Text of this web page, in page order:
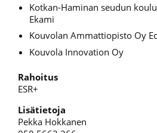
Kotkan-Haminan seudun
Ekami
Kouvolan Ammattiopisto Oy
Kouvola Innovation Oy
Rahoitus
ESR+
Lisätietoja
Pekka Hokkanen